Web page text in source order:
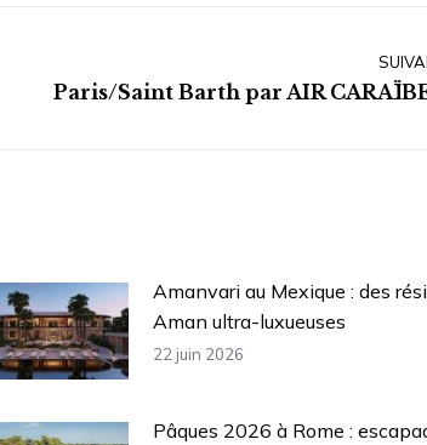
Paris/Saint Barth par AIR
Amanvari au Mexique : des
Aman ultra-luxueuses
22 juin 2026
Pâques 2026 à Rome :